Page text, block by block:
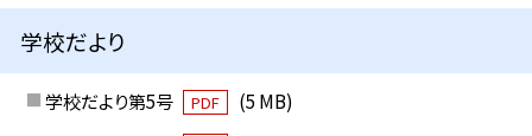
学校だより
学校だより第5号 PDF
(5 MB)